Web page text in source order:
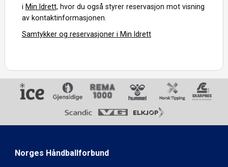
i Min Idrett, hvor du også styrer reservasjon mot visning
av kontaktinformasjonen.
Samtykker og reservasjoner i Min Idrett
Norges Håndballforbund